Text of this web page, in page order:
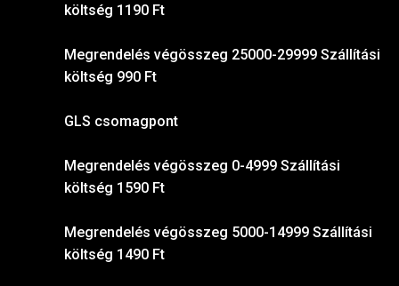
költség 1190 Ft
Megrendelés végösszeg 25000-29999 Szállítási
költség 990 Ft
GLS csomagpont
Megrendelés végösszeg 0-4999 Szállítási
költség 1590 Ft
Megrendelés végösszeg 5000-14999 Szállítási
költség 1490 Ft